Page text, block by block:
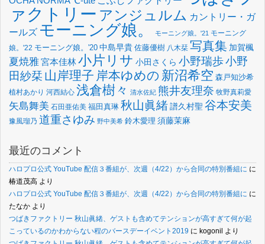
ァクトリー アンジュルム カントリー・ガ
ールズ モーニング娘。 モーニング娘。'21 モーニング
娘。'22 モーニング娘。'20 中島早貴 佐藤優樹 八木栞 写真集 加賀楓
夏焼雅宮本佳林小片リサ 小田さくら 小野瑞歩小野
田紗栞 山岸理子 岸本ゆめの 新沼希空 森戸知沙希
植村あかり 河西結心 浅倉樹々 清水佐紀 熊井友理奈 牧野真莉愛
矢島舞美 石田亜佑美 福田真琳 秋山眞緒譜久村聖 谷本安美
豫風瑠乃 道重さゆみ 野中美希 鈴木愛理 須藤茉麻
最近のコメント
ハロプロ公式 YouTube 配信３番組が、次週（4/22）から合同の特別番組に に
椿道茂高 より
ハロプロ公式 YouTube 配信３番組が、次週（4/22）から合同の特別番組に に
たなか より
つばきファクトリー 秋山眞緒、ゲストも含めてテンションが高すぎて何が起
こっているのかわからない程のバースデーイベント2019 に kogonil より